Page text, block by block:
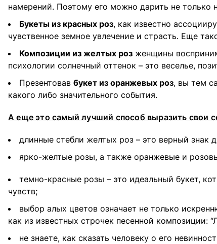
намерений. Поэтому его можно дарить не только
Букеты из красных роз, как известно
чувственное земное увлечение и страсть. Еще
Композиции из желтых роз женщины
психологии солнечный оттенок – это веселье,
Презентовав букет из оранжевых роз, вы тем
какого либо значительного события.
А еще это самый лучший способ выразить свои
длинные стебли желтых роз – это верный знак
ярко-желтые розы, а также оранжевые и
темно-красные розы – это идеальный букет,
чувств;
выбор алых цветов означает не только
как из известных строчек песенной композиции:
не знаете, как сказать человеку о его